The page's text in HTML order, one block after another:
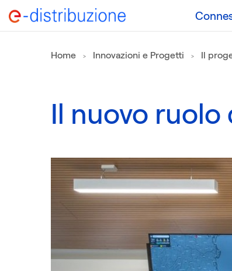
Home Innovazioni e Progetti Il
Il nuovo